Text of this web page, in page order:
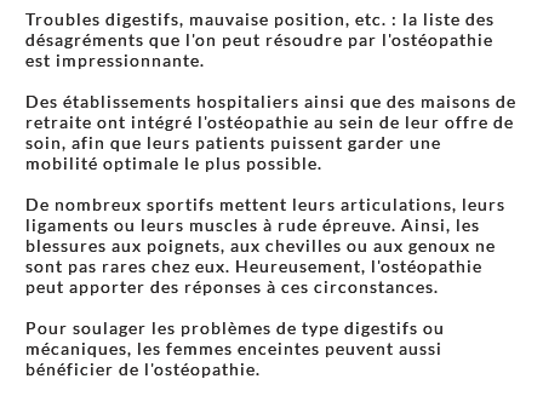
Troubles digestifs, mauvaise position, etc. : la liste des
désagréments que l'on peut résoudre par l'ostéopathie
est impressionnante.
Des établissements hospitaliers ainsi que des maisons de
retraite ont intégré l'ostéopathie au sein de leur offre de
soin, afin que leurs patients puissent garder une
mobilité optimale le plus possible.
De nombreux sportifs mettent leurs articulations, leurs
ligaments ou leurs muscles à rude épreuve. Ainsi, les
blessures aux poignets, aux chevilles ou aux genoux ne
sont pas rares chez eux. Heureusement, l'ostéopathie
peut apporter des réponses à ces circonstances.
Pour soulager les problèmes de type digestifs ou
mécaniques, les femmes enceintes peuvent aussi
bénéficier de l'ostéopathie.